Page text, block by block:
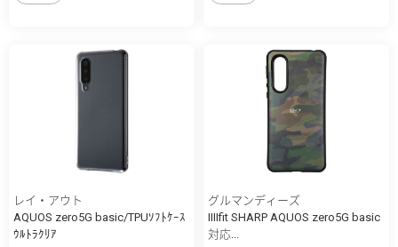
レイ・アウト
AQUOS zero5G basic/TPUｿﾌﾄｹｰｽ
ｳﾙﾄﾗｸﾘｱ
グルマンディーズ
IIIIfit SHARP AQUOS zero5G basic
対応...